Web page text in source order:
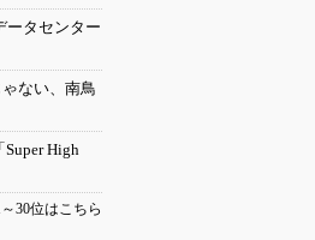
タセンター
ない、南鳥
High
～30位はこちら